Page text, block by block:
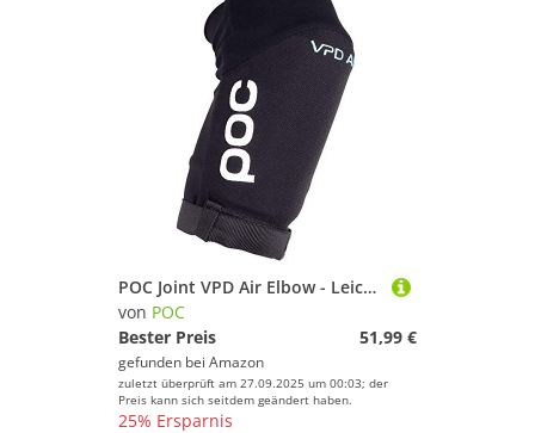
POC Joint VPD Air Elbow - Leichter und flacher Ellbogenschützer, Uranium Black, XL
von POC
Bester Preis
51,99 €
gefunden bei Amazon
zuletzt überprüft am 27.09.2025 um 00:03; der
Preis kann sich seitdem geändert haben.
25% Ersparnis